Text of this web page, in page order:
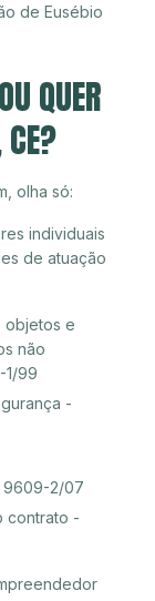
de Eusébio
QUER
CE?
olha só:
individuais
de atuação
objetos e
não
1/99
-
9609-2/07
contrato -